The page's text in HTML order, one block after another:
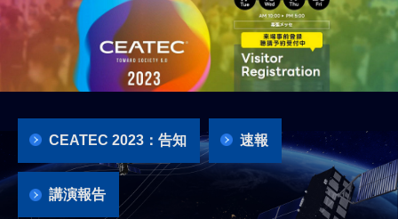
CEATEC 2023：告知 速報
講演報告